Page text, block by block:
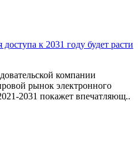
к 2031 году будет расти
компании
рынок электронного
2031 покажет впечатляющ..